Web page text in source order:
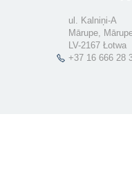
ul. Kalniņi-A
Mārupe,
LV-2167 Łotwa
+37 16 666 28